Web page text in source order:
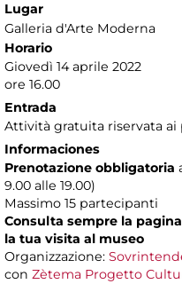
Lugar
Galleria d'Arte Moderna
Horario
Giovedì 14 aprile 2022
ore 16.00
Entrada
Attività gratuita riservata ai
Informaciones
Prenotazione obbligatoria
9.00 alle 19.00)
Massimo 15 partecipanti
Consulta sempre la pagina
la tua visita al museo
Organizzazione:
con Zètema Progetto